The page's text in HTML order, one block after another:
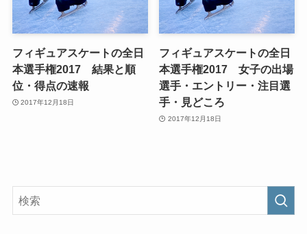
フィギュアスケートの全日
本選手権2017 結果と順
位・得点の速報
2017年12月18日
フィギュアスケートの全日
本選手権2017 女子の出場
選手・エントリー・注目選
手・見どころ
2017年12月18日